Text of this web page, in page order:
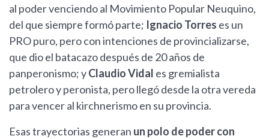
al poder venciendo al Movimiento Popular Neuquino,
del que siempre formó parte; Ignacio Torres es un
PRO puro, pero con intenciones de provincializarse,
que dio el batacazo después de 20 años de
panperonismo; yClaudio Vidal es gremialista
petrolero y peronista, pero llegó desde la otra vereda
para vencer al kirchnerismo en su provincia.
Esas trayectorias generan un polo de poder con